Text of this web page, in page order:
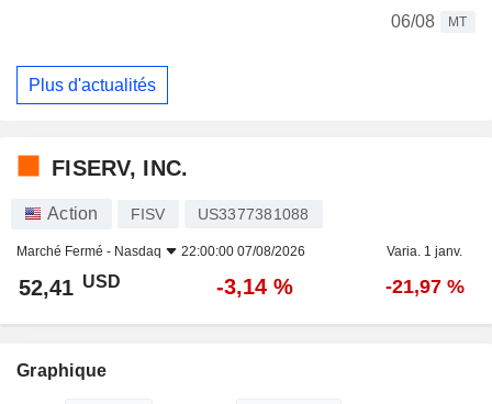
06/08
MT
Plus d'actualités
FISERV, INC.
Action FISV US3377381088
Marché Fermé - Nasdaq 22:00:00 07/08/2026 Varia. 1 janv.
52,41 USD -3,14 % -21,97 %
Graphique